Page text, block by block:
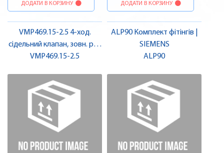
ДОДАТИ В КОРЗИНУ ДОДАТИ В КОРЗИНУ
VMP469.15-2.5 4-ход.
сідельний клапан, зовн. різ.,
PN16 | SIEMENS
VMP469.15-2.5
ALP90 Комплект фітінгів |
SIEMENS
ALP90